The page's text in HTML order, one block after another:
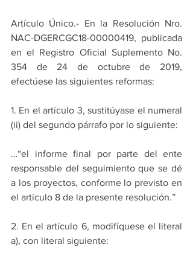
Artículo Único.- En la Resolución Nro.
NAC-DGERCGC18-00000419, publicada
en el Registro Oficial Suplemento No.
354 de 24 de octubre de 2019,
efectúese las siguientes reformas:
1. En el artículo 3, sustitúyase el numeral
(ii) del segundo párrafo por lo siguiente:
…“el informe final por parte del ente
responsable del seguimiento que se dé
a los proyectos, conforme lo previsto en
el artículo 8 de la presente resolución.”
2. En el artículo 6, modifíquese el literal
a), con literal siguiente: